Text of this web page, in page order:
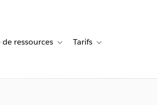
de cas for Solutions
ressources Toggle sub-navigation for Centre
Tarifs Toggle sub-